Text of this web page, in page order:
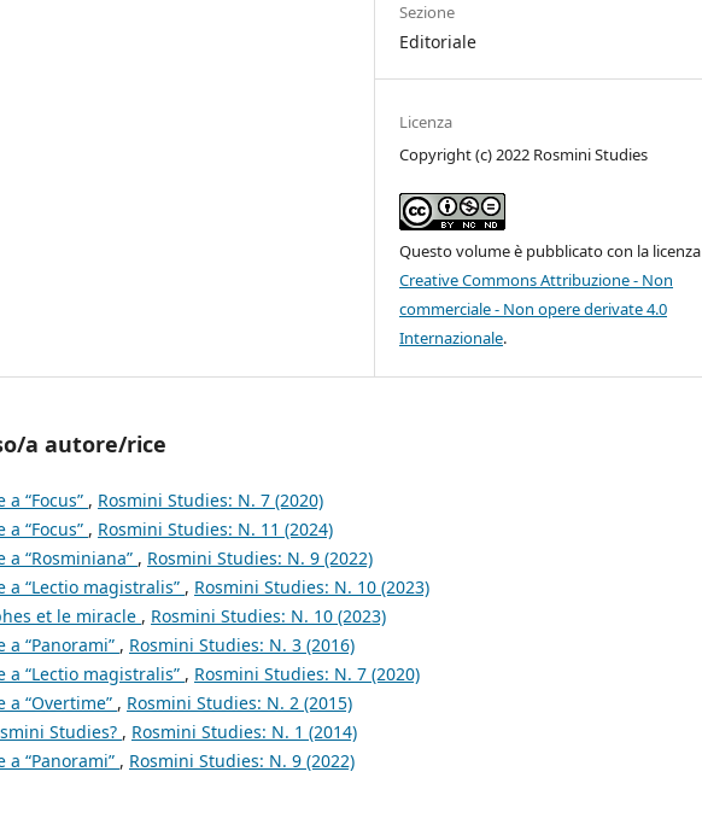
Sezione
Editoriale
Licenza
Copyright (c) 2022 Rosmini Studies
Questo volume è pubblicato con la licenza
Creative Commons Attribuzione - Non
commerciale - Non opere derivate 4.0
Internazionale.
a autore/rice
“Focus” , Rosmini Studies: N. 7 (2020)
“Focus” , Rosmini Studies: N. 11 (2024)
“Rosminiana” , Rosmini Studies: N. 9 (2022)
“Lectio magistralis” , Rosmini Studies: N. 10 (2023)
et le miracle , Rosmini Studies: N. 10 (2023)
“Panorami” , Rosmini Studies: N. 3 (2016)
“Lectio magistralis” , Rosmini Studies: N. 7 (2020)
“Overtime” , Rosmini Studies: N. 2 (2015)
Studies? , Rosmini Studies: N. 1 (2014)
“Panorami” , Rosmini Studies: N. 9 (2022)